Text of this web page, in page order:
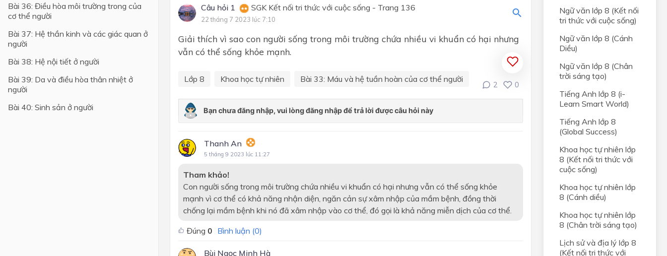
Lớp 5
Lớp 4
Lớp 2
Lớp 1
Chương 5: Điện
Chương 7: Sinh học cơ thể người
PHẦN 1: CHẤT VÀ SỰ BIẾN ĐỔI
CHẤT
BIẾN ĐỔI
Chủ đề 3: Khối lượng riêng và áp
suất
Bài 36: Điều hòa môi trường trong của
cơ thể người
Bài 37: Hệ thần kinh và các giác quan ở
người
Bài 38: Hệ nội tiết ở người
Bài 39: Da và điều hòa thân nhiệt ở
người
Bài 40: Sinh sản ở người
Câu hỏi 1 SGK Kết nối tri thức với cuộc sống - Trang 136
22 tháng 7 2023 lúc 7:10
Giải thích vì sao con người sống trong môi trường chứa nhiều vi khuẩn có hại nhưng
vẫn có thể sống khỏe mạnh.
Lớp 8 Khoa học tự nhiên Bài 33: Máu và hệ tuần hoàn của cơ thể người
2 0
Thanh An
5 tháng 9 2023 lúc 11:27
Tham khảo!
Con người sống trong môi trường chứa nhiều vi khuẩn có hại nhưng vẫn có thể sống khỏe
mạnh vì cơ thể có khả năng nhận diện, ngăn cản sự xâm nhập của mầm bệnh, đồng thời
chống lại mầm bệnh khi nó đã xâm nhập vào cơ thể, đó gọi là khả năng miễn dịch của cơ thể.
Đúng 0 Bình luận (0)
Bùi Ngọc Minh Hà
Ngữ văn lớp 8 (Kết nối
tri thức với cuộc sống)
Ngữ văn lớp 8 (Cánh
Diều)
Ngữ văn lớp 8 (Chân
trời sáng tạo)
Tiếng Anh lớp 8 (i-
Learn Smart World)
Tiếng Anh lớp 8
(Global Success)
Khoa học tự nhiên lớp
8 (Kết nối tri thức với
cuộc sống)
Khoa học tự nhiên lớp
8 (Cánh diều)
Khoa học tự nhiên lớp
8 (Chân trời sáng tạo)
Lịch sử và địa lý lớp 8
(Kết nối tri thức với